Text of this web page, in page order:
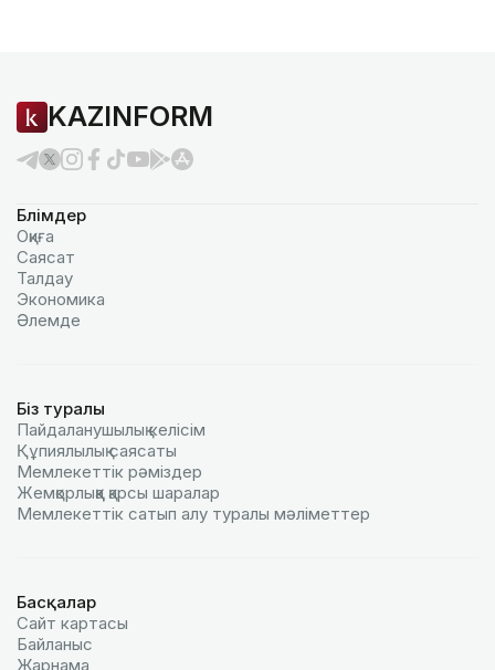
KAZINFORM
Бөлімдер
Оқиға
Саясат
Талдау
Экономика
Әлемде
Біз туралы
Пайдаланушылық келiciм
Құпиялылық саясаты
Мемлекеттік рәміздер
Жемқорлыққа қарсы шаралар
Мемлекеттік сатып алу туралы мәлiметтер
Басқалар
Сайт картасы
Байланыс
Жарнама